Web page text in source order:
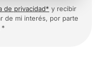
de privacidad* y recibir
de mi interés, por parte
*